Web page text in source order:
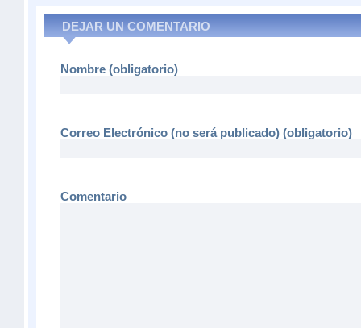
DEJAR UN COMENTARIO
Nombre (obligatorio)
Correo Electrónico (no será publicado) (obligatorio)
Comentario